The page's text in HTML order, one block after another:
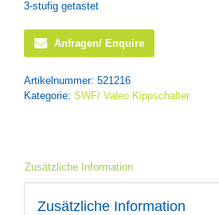
3-stufig getastet
Anfragen/ Enquire
Artikelnummer: 521216
Kategorie: SWF/ Valeo Kippschalter
Zusätzliche Information
Zusätzliche Information